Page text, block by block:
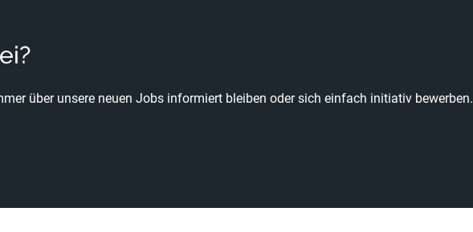
über unsere neuen Jobs informiert bleiben oder sich einfach initiativ bewerben.